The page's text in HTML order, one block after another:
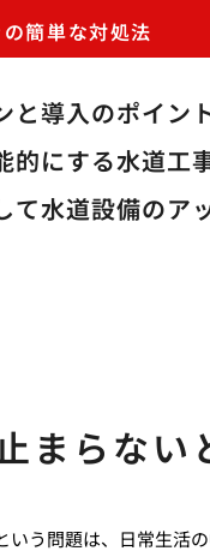
簡単な対処法
と導入のポイン
的にする水道工
て水道設備のア
まらな
いう問題は、日常生活